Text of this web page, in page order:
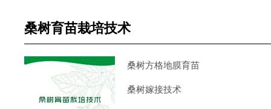
桑树育苗栽培技术
桑树方格地膜育苗
桑树嫁接技术